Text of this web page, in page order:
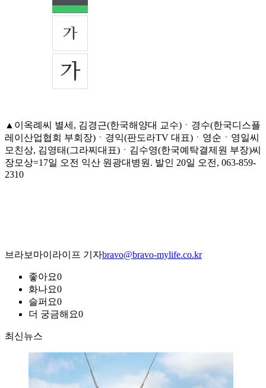
▲이옥례씨 별세, 김경근(한국해양대 교수)ㆍ경수(한국디스플
레이산업협회 부회장)ㆍ경익(판도라TV 대표)ㆍ영순ㆍ영일씨
모친상, 김영태(그라찌대표)ㆍ김수영(한국예탁결제원 부장)씨
장모상=17일 오전 익산 원광대병원. 발인 20일 오전, 063-859-
2310
브라보마이라이프 기자bravo@bravo-mylife.co.kr
좋아요0
화나요0
슬퍼요0
더 궁금해요0
최신뉴스